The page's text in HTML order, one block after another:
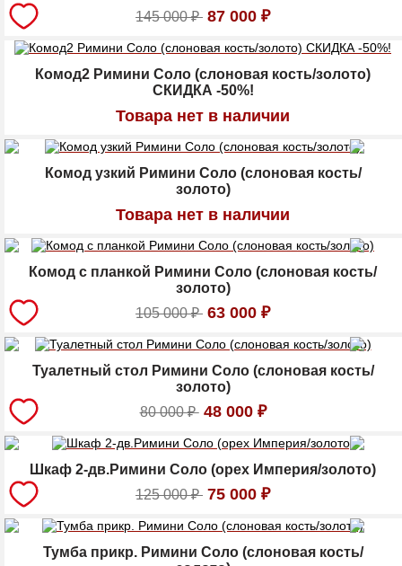
145 000₽ 87 000 ₽
Комод2 Римини Соло (слоновая кость/золото)
СКИДКА -50%!
Товара нет в наличии
Комод узкий Римини Соло (слоновая кость/
золото)
Товара нет в наличии
Комод с планкой Римини Соло (слоновая кость/
золото)
105 000₽ 63 000 ₽
Туалетный стол Римини Соло (слоновая кость/
золото)
80 000₽ 48 000 ₽
Шкаф 2-дв.Римини Соло (орех Империя/золото)
125 000₽ 75 000 ₽
Тумба прикр. Римини Соло (слоновая кость/